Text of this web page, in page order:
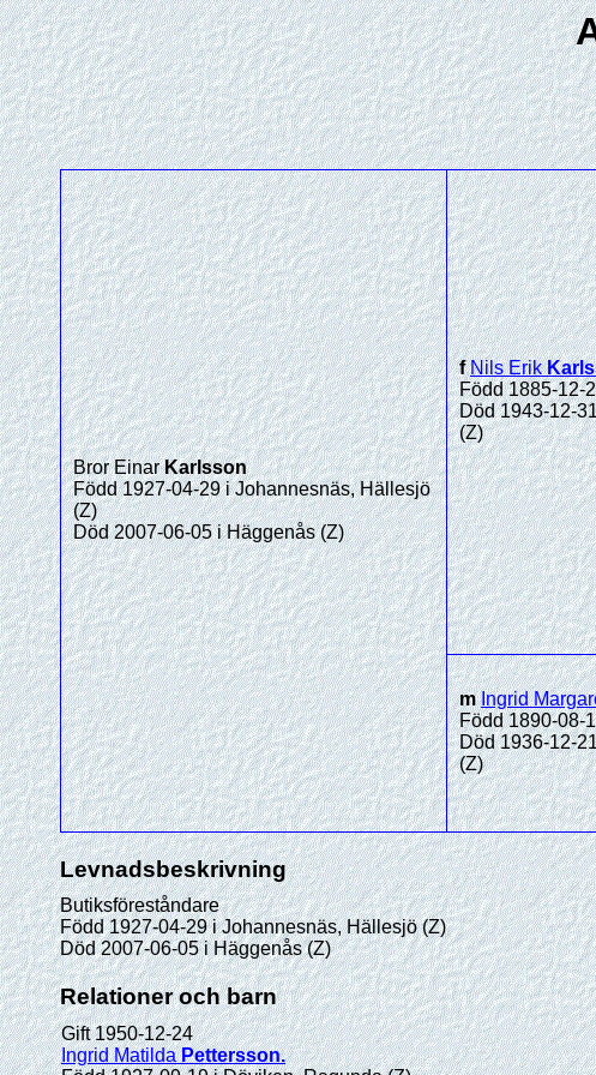
Bror Einar Karlsson
Född 1927-04-29 i Johannesnäs, Hällesjö
(Z)
Död 2007-06-05 i Häggenås (Z)
fNils Erik
Född 1885-12-
Död 1943-12-
(Z)
mIngrid
Född 1890-08-
Död 1936-12-
(Z)
Levnadsbeskrivning
Butiksföreståndare
Född 1927-04-29 i Johannesnäs, Hällesjö (Z)
Död 2007-06-05 i Häggenås (Z)
Relationer och barn
Gift 1950-12-24
Ingrid Matilda Pettersson.